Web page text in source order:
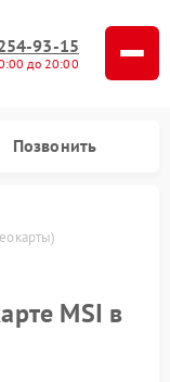
93-15
до 20:00
Позвонить
MSI в